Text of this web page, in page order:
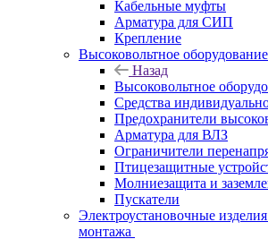
Кабельные муфты
Арматура для СИП
Крепление
Высоковольтное оборудование
Назад
Высоковольтное
Средства
Предохранители
Арматура для ВЛЗ
Ограничители
Птицезащитные
Молниезащита и
Пускатели
Электроустановочные
монтажа